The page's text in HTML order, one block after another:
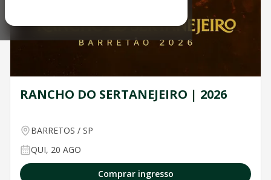
Horário de Atendimento: Segunda a Sexta - 09h às 18h |
Redes Sociais
RANCHO DO SERTANEJEIRO | 2026
BARRETOS / SP
QUI, 20 AGO
Comprar ingresso